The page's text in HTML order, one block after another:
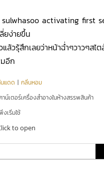
activating first
ยง่ายขึ้น
ล้วรุ้สึกเลยว่าหน้าฉ่ำๆวาวๆสไต
อีก
แดด |กลิ่นหอม
าน์เตอร์เครื่องสำอางในห้างสรรพสินค้า
งเริ่มใช้
to open